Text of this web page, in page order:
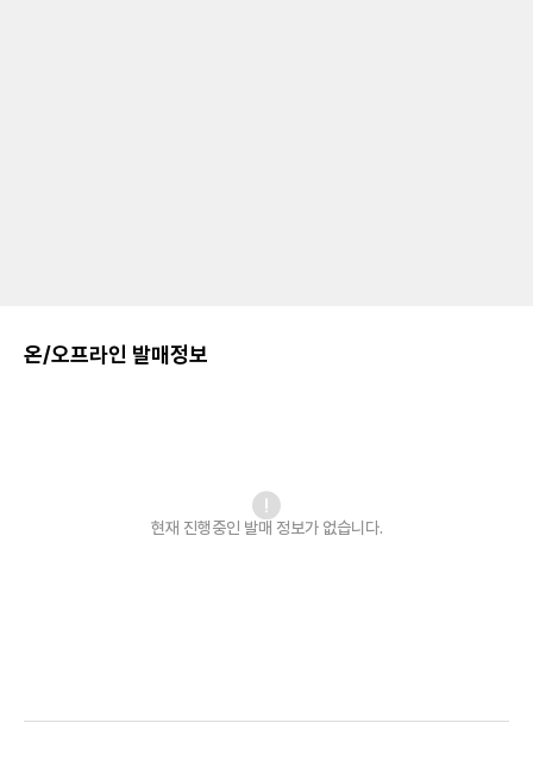
온/오프라인 발매정보
현재 진행중인 발매 정보가 없습니다.